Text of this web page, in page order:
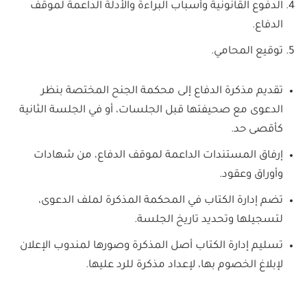
الدفوع القانونية وأسباب البراءة والأدلة الداعمة لموقف
الدفاع.
توقيع المحامي.
تقديم مذكرة الدفاع إلى محكمة الجنح المختصة بنظر
الدعوى مع صحيفتها قبل الجلسات، أو في الجلسة الثانية
كأقصى حد.
إرفاق المستندات الداعمة لموقف الدفاع، من شهادات
وأوراق وعقود.
تضم إدارة الكتاب في المحكمة المذكرة لملف الدعوى،
لتسجيلها وتحديد تاريخ الجلسة.
تسليم إدارة الكتاب أصل المذكرة وصورها لمندوب الإعلان
لإبلاغ الخصوم بها، لإعداد مذكرة للرد عليها.